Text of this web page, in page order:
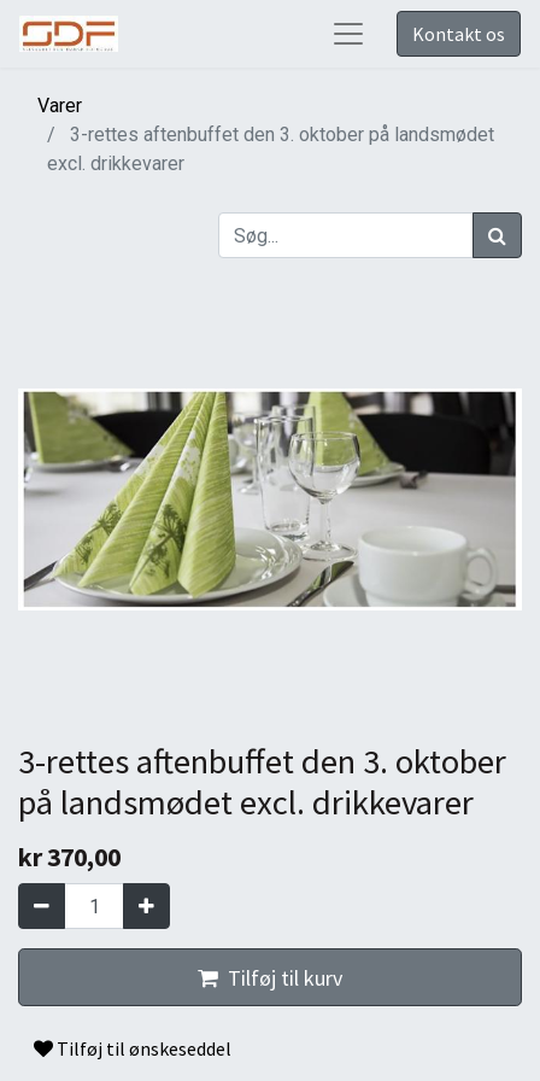
Kontakt os
Varer
3-rettes aftenbuffet den 3. oktober på landsmødet
excl. drikkevarer
3-rettes aftenbuffet den 3. oktober
på landsmødet excl. drikkevarer
kr370,00
Tilføj til kurv
Tilføj til ønskeseddel